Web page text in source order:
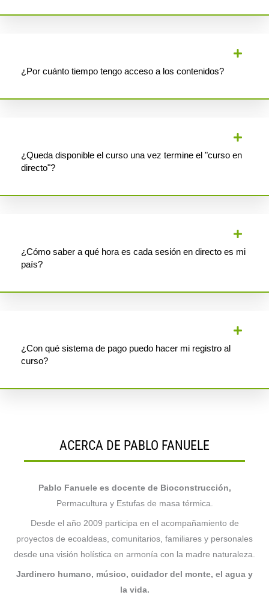
¿Por cuánto tiempo tengo acceso a los contenidos?
¿Queda disponible el curso una vez termine el "curso en
directo"?
¿Cómo saber a qué hora es cada sesión en directo es mi
país?
¿Con qué sistema de pago puedo hacer mi registro al
curso?
ACERCA DE PABLO FANUELE
Pablo Fanuele es docente de Bioconstrucción,
Permacultura y Estufas de masa térmica.
Desde el año 2009 participa en el acompañamiento de
proyectos de ecoaldeas, comunitarios, familiares y personales
desde una visión holística en armonía con la madre naturaleza.
Jardinero humano, músico, cuidador del monte, el agua y
la vida.